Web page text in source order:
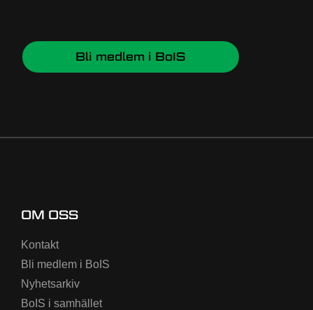
Bli medlem i BoIS
OM OSS
Kontakt
Bli medlem i BoIS
Nyhetsarkiv
BoIS i samhället